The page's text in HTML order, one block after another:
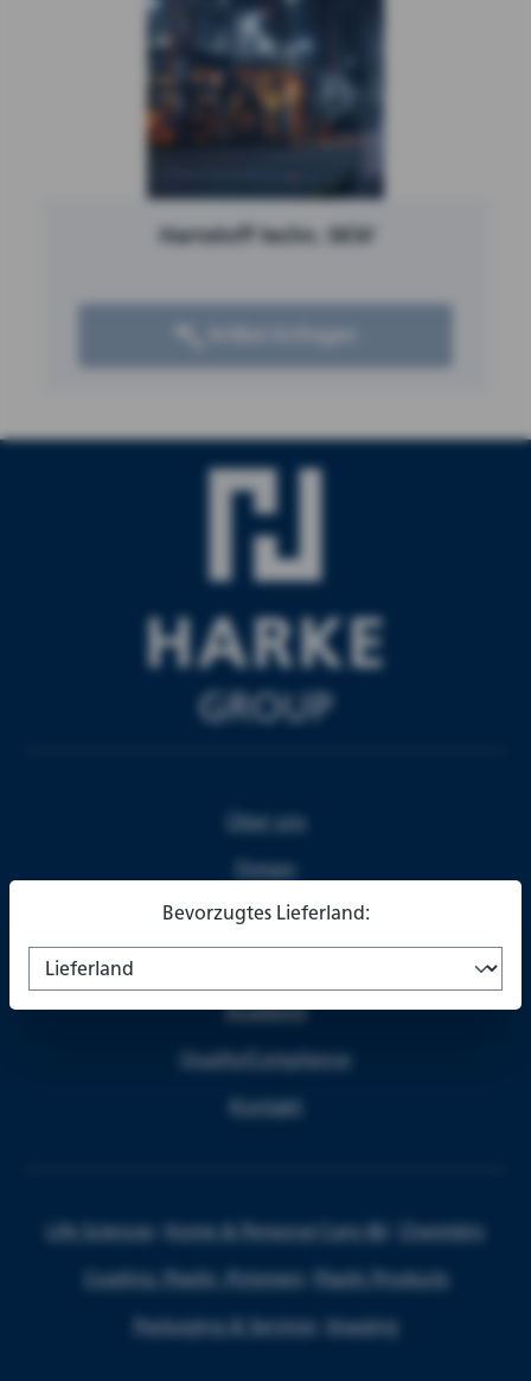
Harnstoff techn. SKW
Über uns
Firmen
Partner
Academy
Quality/Compliance
Kontakt
Life Sciences Home & Personal Care I&I Chemistry
Coating, Plastic, Polymers Plastic Products
Packaging & Services Imaging
Bevorzugtes Lieferland: